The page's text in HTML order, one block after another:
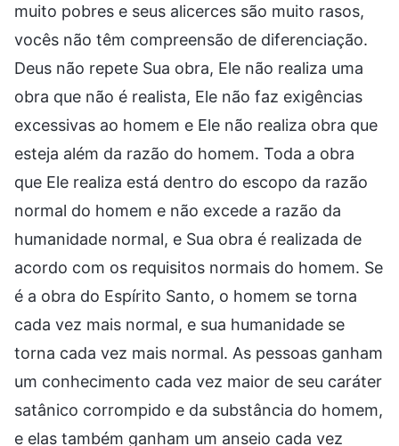
muito pobres e seus alicerces são muito rasos,
vocês não têm compreensão de diferenciação.
Deus não repete Sua obra, Ele não realiza uma
obra que não é realista, Ele não faz exigências
excessivas ao homem e Ele não realiza obra que
esteja além da razão do homem. Toda a obra
que Ele realiza está dentro do escopo da razão
normal do homem e não excede a razão da
humanidade normal, e Sua obra é realizada de
acordo com os requisitos normais do homem. Se
é a obra do Espírito Santo, o homem se torna
cada vez mais normal, e sua humanidade se
torna cada vez mais normal. As pessoas ganham
um conhecimento cada vez maior de seu caráter
satânico corrompido e da substância do homem,
e elas também ganham um anseio cada vez